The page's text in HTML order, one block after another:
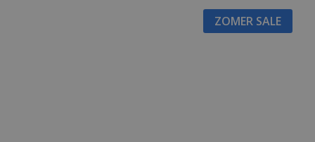
ZOMER SALE